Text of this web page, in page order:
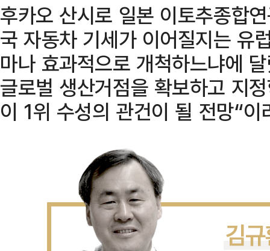
후카오 산시로 일본 이토추종합
국 자동차 기세가 이어질지는 유
마나 효과적으로 개척하느냐에
글로벌 생산거점을 확보하고 지
이 1위 수성의 관건이 될 전망“이